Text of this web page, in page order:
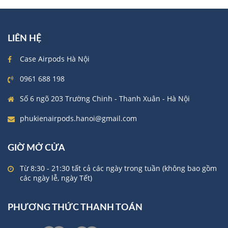
LIÊN HỆ
Case Airpods Hà Nội
0961 688 198
Số 6 ngõ 203 Trường Chinh - Thanh Xuân - Hà Nội
phukienairpods.hanoi@gmail.com
GIỜ MỞ CỬA
Từ 8:30 - 21:30 tất cả các ngày trong tuần (không bao gồm
các ngày lễ, ngày Tết)
PHƯƠNG THỨC THANH TOÁN